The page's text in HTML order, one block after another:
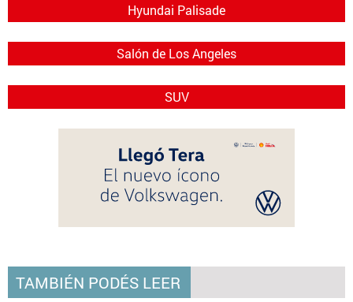
Hyundai Palisade
Salón de Los Angeles
SUV
TAMBIÉN PODÉS LEER